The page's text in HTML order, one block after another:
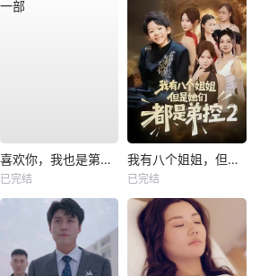
喜欢你，我也是第一部
已完结
我有八个姐姐，但是他们都是弟控2
已完结